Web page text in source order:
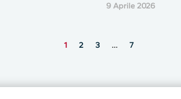
9 Aprile 2026
1 2 3 … 7